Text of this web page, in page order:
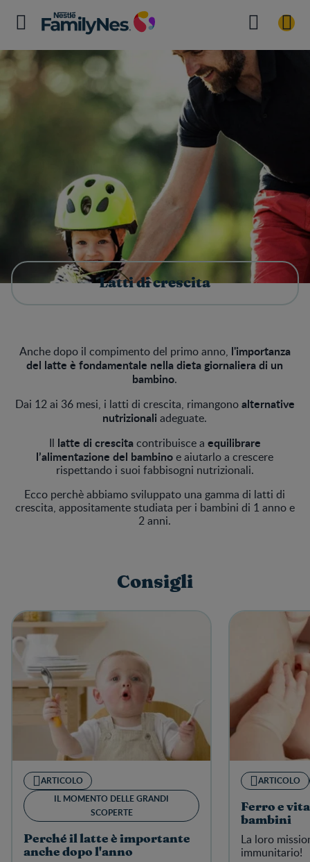
Latti di crescita
Anche dopo il compimento del primo anno, l'importanza
del latte è fondamentale nella dieta giornaliera di un
bambino.
Dai 12 ai 36 mesi, i latti di crescita, rimangonoalternative
nutrizionaliadeguate.
Il latte di crescitacontribuisce a equilibrare
l’alimentazione del bambinoe aiutarlo a crescere
rispettando i suoi fabbisogni nutrizionali.
Ecco perchè abbiamo sviluppato una gamma di latti di
crescita, appositamente studiata per i bambini di 1 anno e
2 anni.
Consigli
ARTICOLO
IL MOMENTO DELLE GRANDI
SCOPERTE
Perché il latte è importante
anche dopo l'anno
ARTICOLO
Ferro e
bambini
La loro
immunitario!